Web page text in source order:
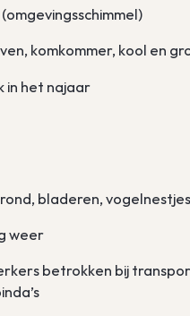
komkommer, kool en
in het najaar
bladeren,
weer
betrokken bij